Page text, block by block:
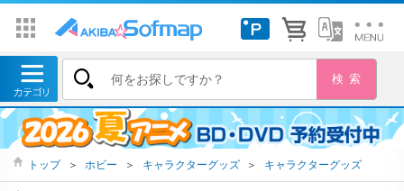
トップ ＞ ホビー ＞ キャラクターグッズ ＞ キャラクターグッズ